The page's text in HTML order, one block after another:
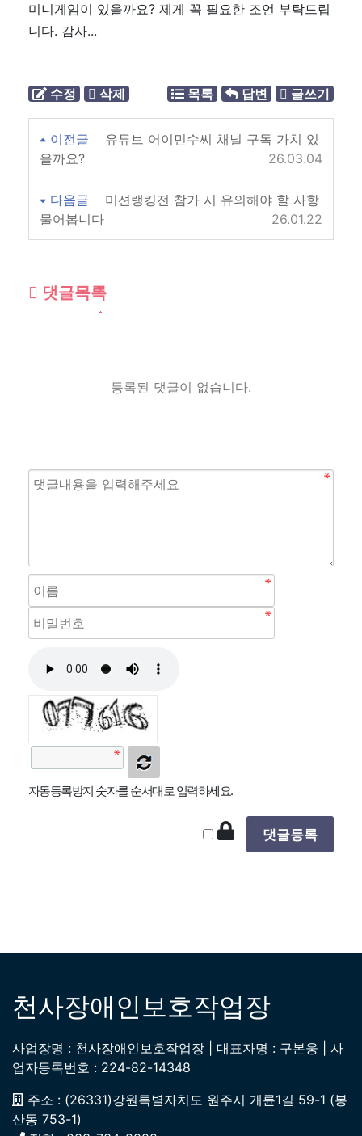
미니게임이 있을까요? 제게 꼭 필요한 조언 부탁드립
니다. 감사...
수정 삭제 목록 답변 글쓰기
이전글
유튜브 어이민수씨 채널 구독 가치 있
을까요?
26.03.04
다음글
미션랭킹전 참가 시 유의해야 할 사항
물어봅니다
26.01.22
댓글목록
등록된 댓글이 없습니다.
자동등록방지 숫자를 순서대로 입력하세요.
천사장애인보호작업장
사업장명 : 천사장애인보호작업장 | 대표자명 : 구본웅 | 사
업자등록번호 : 224-82-14348
주소 : (26331)강원특별자치도 원주시 개륜1길 59-1 (봉
산동 753-1)